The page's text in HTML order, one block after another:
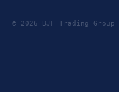
© 2026 BJF Trading